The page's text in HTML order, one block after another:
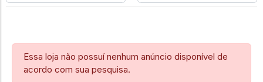
Essa loja não possuí nenhum anúncio disponível de
acordo com sua pesquisa.